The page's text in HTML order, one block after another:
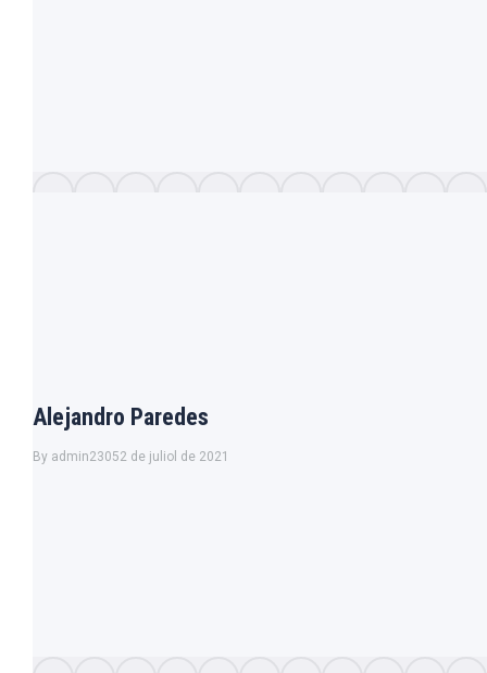
Alejandro Paredes
By admin23052 de juliol de 2021